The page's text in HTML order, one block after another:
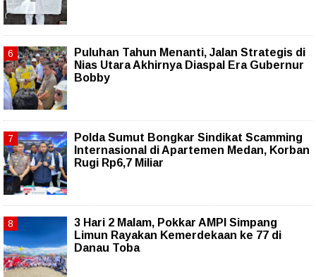
Puluhan Tahun Menanti, Jalan Strategis di
Nias Utara Akhirnya Diaspal Era Gubernur
Bobby
Polda Sumut Bongkar Sindikat Scamming
Internasional di Apartemen Medan, Korban
Rugi Rp6,7 Miliar
3 Hari 2 Malam, Pokkar AMPI Simpang
Limun Rayakan Kemerdekaan ke 77 di
Danau Toba